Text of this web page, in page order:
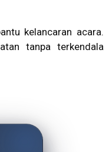
kelancaran acara.
tanpa terkendala